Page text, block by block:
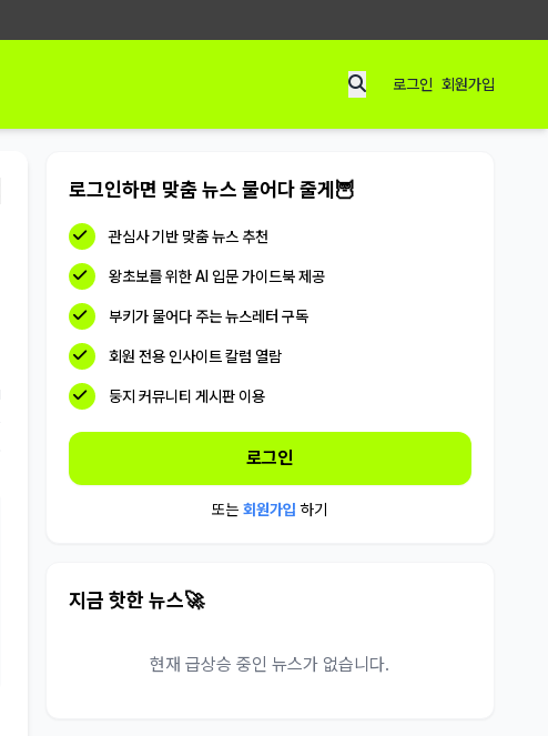
로그인 회원가입
로그인하면 맞춤 뉴스 물어다 줄게🦉
관심사 기반 맞춤 뉴스 추천
왕초보를 위한 AI 입문 가이드북 제공
부키가 물어다 주는 뉴스레터 구독
회원 전용 인사이트 칼럼 열람
둥지 커뮤니티 게시판 이용
로그인
또는회원가입 하기
지금 핫한 뉴스🚀
현재 급상승 중인 뉴스가 없습니다.